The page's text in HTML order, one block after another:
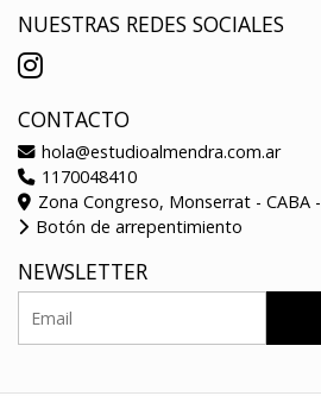
NUESTRAS REDES SOCIALES
CONTACTO
hola@estudioalmendra.com.ar
1170048410
Zona Congreso, Monserrat - CABA -
Botón de arrepentimiento
NEWSLETTER